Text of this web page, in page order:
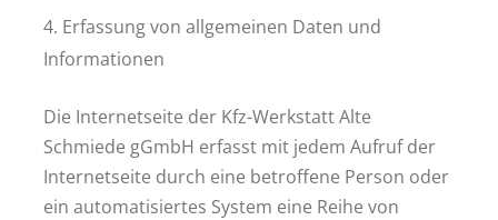
4. Erfassung von allgemeinen Daten und
Informationen
Die Internetseite der Kfz-Werkstatt Alte
Schmiede gGmbH erfasst mit jedem Aufruf der
Internetseite durch eine betroffene Person oder
ein automatisiertes System eine Reihe von